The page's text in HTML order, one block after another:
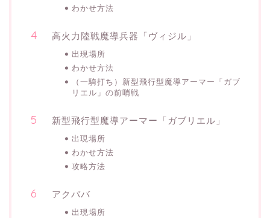
わかせ方法
高火力陸戦魔導兵器「ヴィジル」
出現場所
わかせ方法
（一騎打ち）新型飛行型魔導アーマー「ガブ
リエル」の前哨戦
新型飛行型魔導アーマー「ガブリエル」
出現場所
わかせ方法
攻略方法
アクババ
出現場所